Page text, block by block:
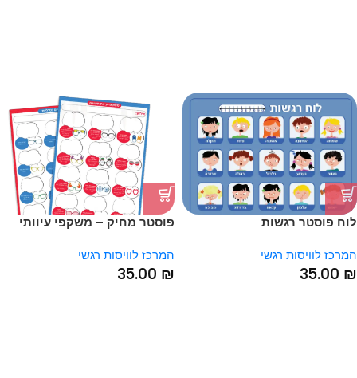
לוח פוסטר רגשות
המרכז לוויסות רגשי
35.00 ₪
פוסטר מחיק – משקפי עיוותי
המרכז לוויסות רגשי
35.00 ₪